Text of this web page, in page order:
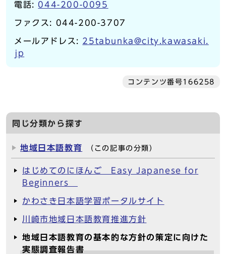
電話: 044-200-0095
ファクス: 044-200-3707
メールアドレス: 25tabunka@city.kawasaki.
jp
コンテンツ番号166258
同じ分類から探す
地域日本語教育 （この記事の分類）
はじめてのにほんご Easy Japanese for
Beginners
かわさき日本語学習ポータルサイト
川崎市地域日本語教育推進方針
地域日本語教育の基本的な方針の策定に向けた
実態調査報告書